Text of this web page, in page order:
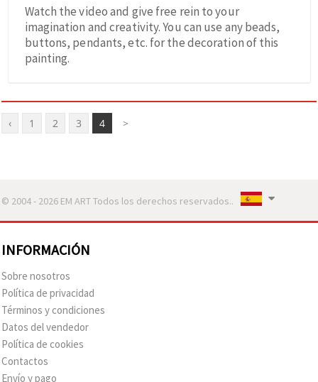
Watch the video and give free rein to your
imagination and creativity. You can use any beads,
buttons, pendants, etc. for the decoration of this
painting.
‹ 1 2 3 4 >
© 2004 - 2026 EM ART Todos los derechos reservados..
INFORMACIÓN
Sobre nosotros
Política de privacidad
Términos y condiciones
Datos del vendedor
Política de cookies
Contactos
Envío y pago